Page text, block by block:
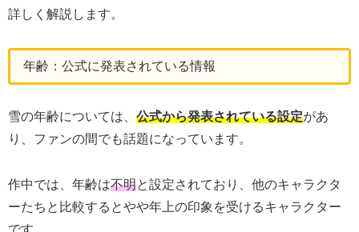
詳しく解説します。
年齢：公式に発表されている情報
雪の年齢については、 公式から発表されている設定があ
り、ファンの間でも話題になっています。
作中では、年齢は不明と設定されており、他のキャラクタ
ーたちと比較するとやや年上の印象を受けるキャラクター
です。